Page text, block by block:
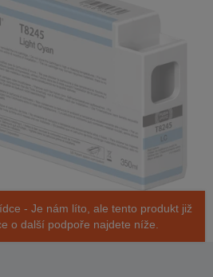
- Je nám líto, ale tento produkt již
o další podpoře najdete níže.